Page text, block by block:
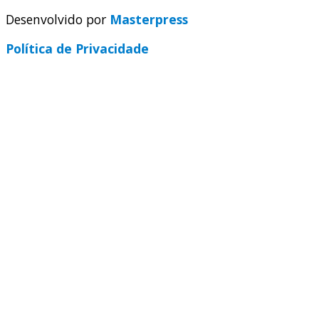
Desenvolvido por Masterpress
Política de Privacidade